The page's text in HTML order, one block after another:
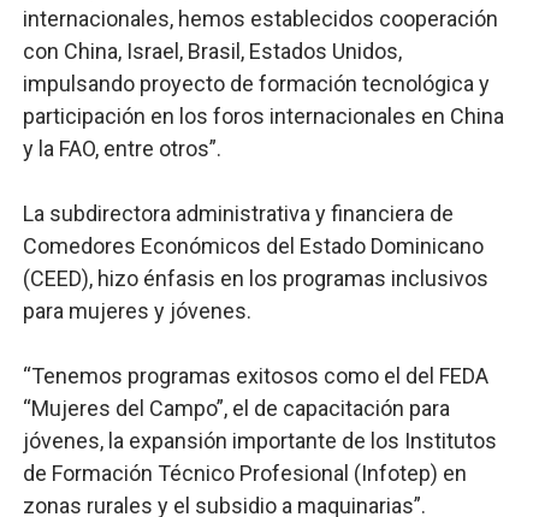
internacionales, hemos establecidos cooperación
con China, Israel, Brasil, Estados Unidos,
impulsando proyecto de formación tecnológica y
participación en los foros internacionales en China
y la FAO, entre otros”.
La subdirectora administrativa y financiera de
Comedores Económicos del Estado Dominicano
(CEED), hizo énfasis en los programas inclusivos
para mujeres y jóvenes.
“Tenemos programas exitosos como el del FEDA
“Mujeres del Campo”, el de capacitación para
jóvenes, la expansión importante de los Institutos
de Formación Técnico Profesional (Infotep) en
zonas rurales y el subsidio a maquinarias”.